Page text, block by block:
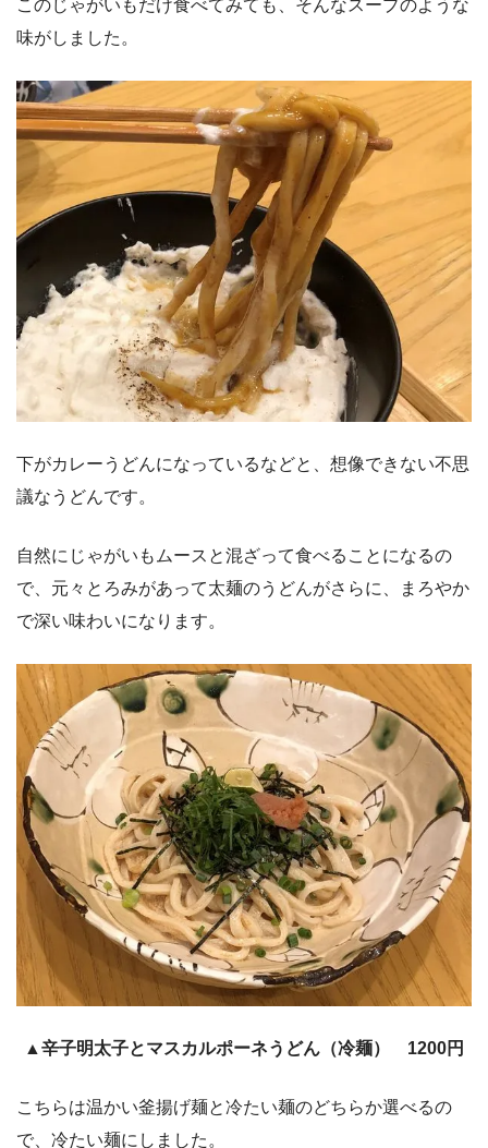
このじゃがいもだけ食べてみても、そんなスープのような
味がしました。
下がカレーうどんになっているなどと、想像できない不思
議なうどんです。
自然にじゃがいもムースと混ざって食べることになるの
で、元々とろみがあって太麺のうどんがさらに、まろやか
で深い味わいになります。
▲辛子明太子とマスカルポーネうどん（冷麺） 1200円
こちらは温かい釜揚げ麺と冷たい麺のどちらか選べるの
で、冷たい麺にしました。